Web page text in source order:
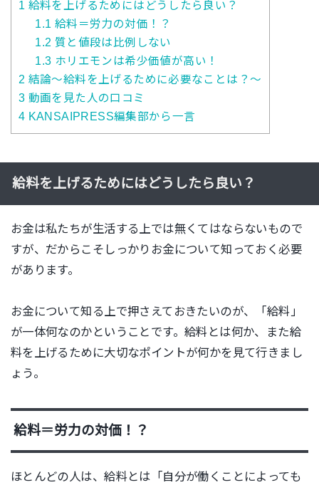
1 給料を上げるためにはどうしたら良い？
1.1 給料＝労力の対価！？
1.2 質と値段は比例しない
1.3 ホリエモンは希少価値が高い！
2 結論～給料を上げるために必要なことは？～
3 動画を見た人の口コミ
4 KANSAIPRESS編集部から一言
給料を上げるためにはどうしたら良い？
お金は私たちが生活する上では無くてはならないもので
すが、だからこそしっかりお金について知っておく必要
があります。
お金について知る上で押さえておきたいのが、「給料」
が一体何なのかということです。給料とは何か、また給
料を上げるために大切なポイントが何かを見て行きまし
ょう。
給料＝労力の対価！？
ほとんどの人は、給料とは「自分が働くことによっても